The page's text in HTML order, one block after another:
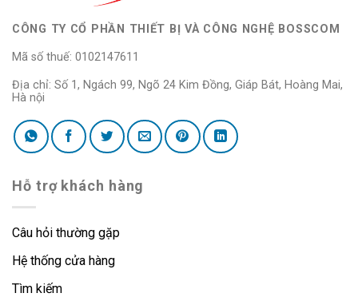
CÔNG TY CỔ PHẦN THIẾT BỊ VÀ CÔNG NGHỆ BOSSCOM
Mã số thuế: 0102147611
Địa chỉ: Số 1, Ngách 99, Ngõ 24 Kim Đồng, Giáp Bát, Hoàng Mai,
Hà nội
Hỗ trợ khách hàng
Câu hỏi thường gặp
Hệ thống cửa hàng
Tìm kiếm